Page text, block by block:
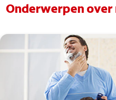
Onderwerpen